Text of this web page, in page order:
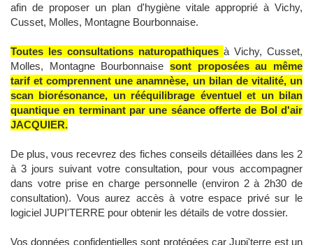
afin de proposer un plan d'hygiène vitale approprié à Vichy,
Cusset, Molles, Montagne Bourbonnaise.
Toutes les consultations naturopathiques à Vichy, Cusset,
Molles, Montagne Bourbonnaise sont proposées au même
tarif et comprennent une anamnèse, un bilan de vitalité, un
scan biorésonance, un rééquilibrage éventuel et un bilan
quantique en terminant par une séance offerte de Bol d'air
JACQUIER.
De plus, vous recevrez des fiches conseils détaillées dans les 2
à 3 jours suivant votre consultation, pour vous accompagner
dans votre prise en charge personnelle (environ 2 à 2h30 de
consultation). Vous aurez accès à votre espace privé sur le
logiciel JUPI'TERRE pour obtenir les détails de votre dossier.
Vos données confidentielles sont protégées car Jupi'terre est un